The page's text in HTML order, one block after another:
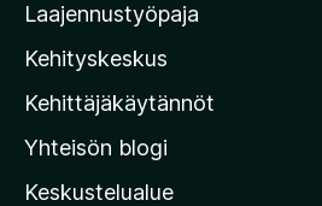
z
i
l
a
n
Laajennustyöpaja
Kehityskeskus
Kehittäjäkäytännöt
Yhteisön blogi
Keskustelualue